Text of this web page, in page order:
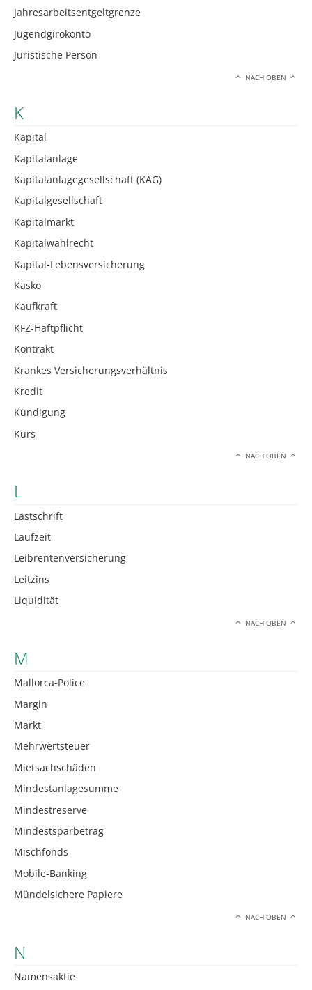
Jahresarbeitsentgeltgrenze
Jugendgirokonto
Juristische Person
NACH OBEN
K
Kapital
Kapitalanlage
Kapitalanlagegesellschaft (KAG)
Kapitalgesellschaft
Kapitalmarkt
Kapitalwahlrecht
Kapital-Lebensversicherung
Kasko
Kaufkraft
KFZ-Haftpflicht
Kontrakt
Krankes Versicherungsverhältnis
Kredit
Kündigung
Kurs
NACH OBEN
L
Lastschrift
Laufzeit
Leibrentenversicherung
Leitzins
Liquidität
NACH OBEN
M
Mallorca-Police
Margin
Markt
Mehrwertsteuer
Mietsachschäden
Mindestanlagesumme
Mindestreserve
Mindestsparbetrag
Mischfonds
Mobile-Banking
Mündelsichere Papiere
NACH OBEN
N
Namensaktie